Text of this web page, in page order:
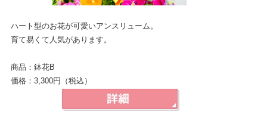
ハート型のお花が可愛いアンスリューム。
育て易くて人気があります。
商品：鉢花B
価格：3,300円（税込）